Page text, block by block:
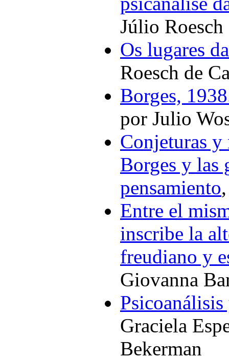
Júlio Roesch
Os lugares
Roesch de
Borges,
por Julio
Conjeturas y
Borges y las
pensamiento
Entre el
inscribe la
freudiano y
Giovanna
Graciela
Bekerman